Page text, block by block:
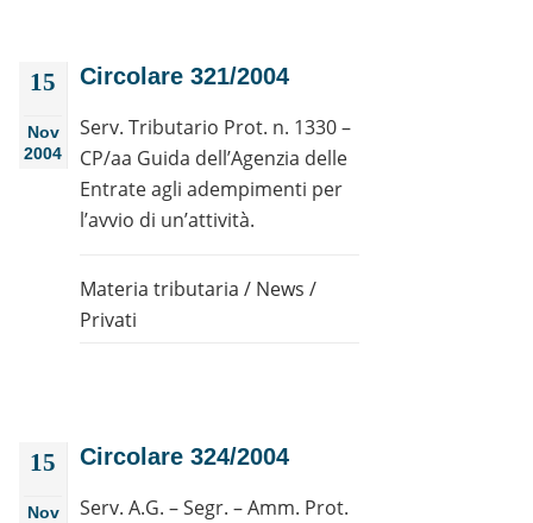
15
Nov
2004
Circolare 321/2004
Serv. Tributario Prot. n. 1330 –
CP/aa Guida dell’Agenzia delle
Entrate agli adempimenti per
l’avvio di un’attività.
Materia tributaria / News /
Privati
15
Nov
Circolare 324/2004
Serv. A.G. – Segr. – Amm. Prot.